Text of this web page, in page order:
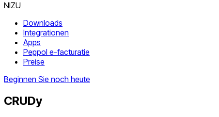
NIZU
Downloads
Integrationen
Apps
Peppol e-facturatie
Preise
Beginnen Sie noch heute
CRUDy